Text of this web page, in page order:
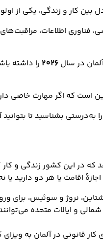
کار و زندگی، یکی از
در سال 2026 را داشته
است که اگر مهارت خاصی
بشناسید تا بتوانید
که در این کشور زندگی و
نروژ و سوئیس، برای ورود
شمالی و ایالات
قانونی در آلمان به ویزای